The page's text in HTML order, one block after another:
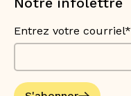
Entrez votre courriel*